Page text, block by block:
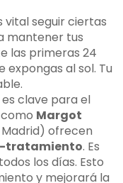
vital seguir ciertas
mantener tus
las primeras 24
expongas al sol. Tu
clave para el
Margot
Madrid) ofrecen
tratamiento. Es
los días. Esto
y mejorará la